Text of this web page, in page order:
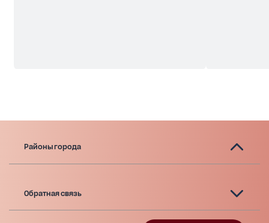
Районы города
Обратная связь